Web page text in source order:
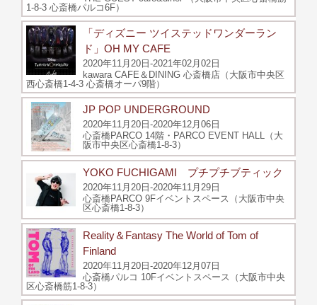
1-8-3 心斎橋パルコ6F）
「ディズニー ツイステッドワンダーラン
ド」OH MY CAFE
2020年11月20日-2021年02月02日
kawara CAFE＆DINING 心斎橋店（大阪市中央区
西心斎橋1-4-3 心斎橋オーパ9階）
JP POP UNDERGROUND
2020年11月20日-2020年12月06日
心斎橋PARCO 14階・PARCO EVENT HALL（大
阪市中央区心斎橋1-8-3）
YOKO FUCHIGAMI プチプチブティック
2020年11月20日-2020年11月29日
心斎橋PARCO 9Fイベントスペース（大阪市中央
区心斎橋1-8-3）
Reality＆Fantasy The World of Tom of
Finland
2020年11月20日-2020年12月07日
心斎橋パルコ 10Fイベントスペース（大阪市中央
区心斎橋筋1-8-3）​